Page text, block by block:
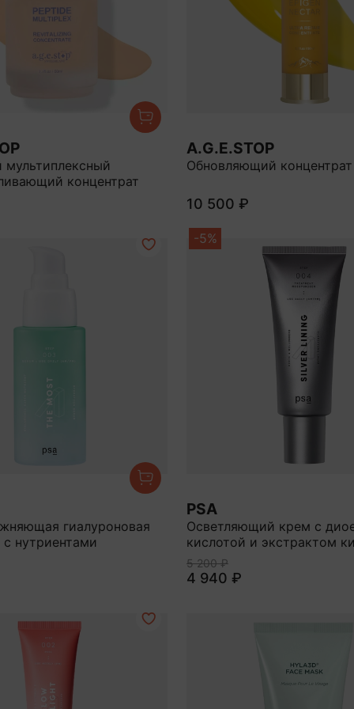
концентрат
A.G.E.STOP
Обновляющий концентрат
10 500 ₽
гиалуроновая
нутриентами
-5%
PSA
Осветляющий крем с
кислотой и экстрактом
5 200 ₽
4 940 ₽